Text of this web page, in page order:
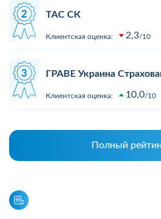
ТАС СК
Клиентская оценка: 2,3 10
ГРАВЕ Украина
Клиентская оценка: 10,0 10
Полный